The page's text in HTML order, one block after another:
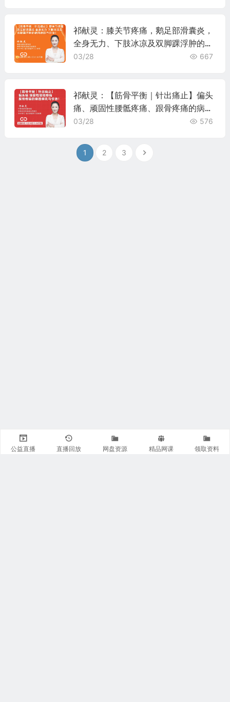
祁献灵：膝关节疼痛，鹅足部滑囊炎，
全身无力、下肢冰凉及双脚踝浮肿的病
因病机与诊治！
03/28 667
祁献灵：【筋骨平衡｜针出痛止】偏头
痛、顽固性腰骶疼痛、跟骨疼痛的病因
病机与诊治！
03/28 576
1 2 3
公益直播 直播回放 网盘资源 精品网课 领取资料